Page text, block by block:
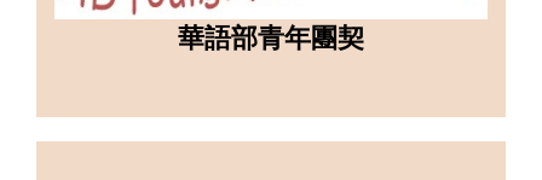
華語部青年團契